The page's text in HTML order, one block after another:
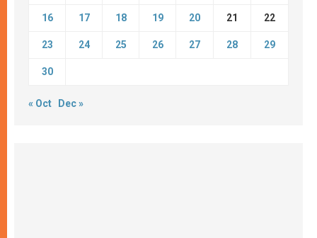
16 17 18 19 20 21 22
23 24 25 26 27 28 29
30
« Oct Dec »